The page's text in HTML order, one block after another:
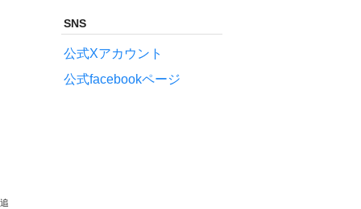
SNS
公式Xアカウント
公式facebookページ